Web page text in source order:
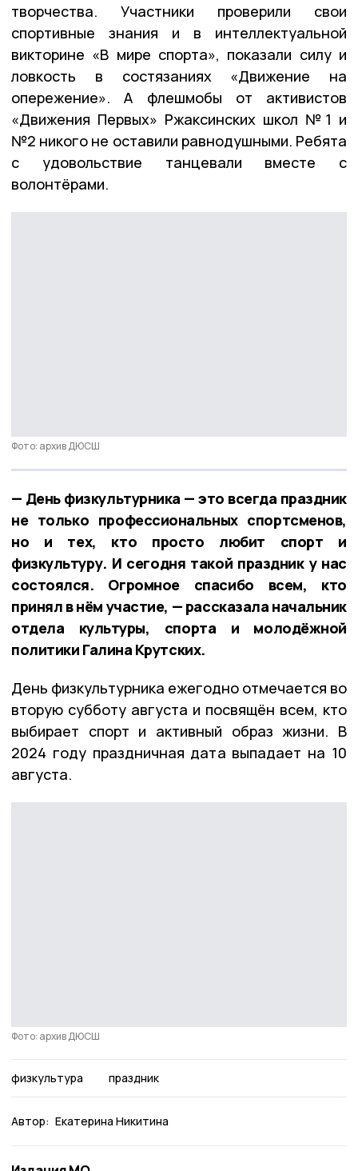
творчества. Участники проверили свои
спортивные знания и в интеллектуальной
викторине «В мире спорта», показали силу и
ловкость в состязаниях «Движение на
опережение». А флешмобы от активистов
«Движения Первых» Ржаксинских школ №1 и
№2 никого не оставили равнодушными. Ребята
с удовольствие танцевали вместе с
волонтёрами.
Фото: архив ДЮСШ
— День физкультурника — это всегда праздник
не только профессиональных спортсменов,
но и тех, кто просто любит спорт и
физкультуру. И сегодня такой праздник у нас
состоялся. Огромное спасибо всем, кто
принял в нём участие, — рассказала начальник
отдела культуры, спорта и молодёжной
политики Галина Крутских.
День физкультурника ежегодно отмечается во
вторую субботу августа и посвящён всем, кто
выбирает спорт и активный образ жизни. В
2024 году праздничная дата выпадает на 10
августа.
Фото: архив ДЮСШ
физкультура праздник
Автор: Екатерина Никитина